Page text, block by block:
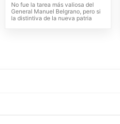
No fue la tarea más valiosa del
General Manuel Belgrano, pero si
la distintiva de la nueva patria